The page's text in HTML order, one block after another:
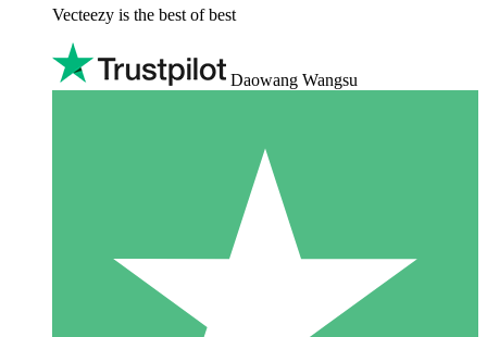
Vecteezy is the best of best
Daowang Wangsu